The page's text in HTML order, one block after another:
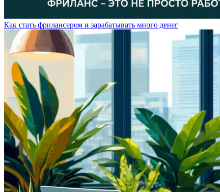
Как стать фрилансером и зарабатывать много денег